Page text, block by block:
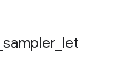
sampler let